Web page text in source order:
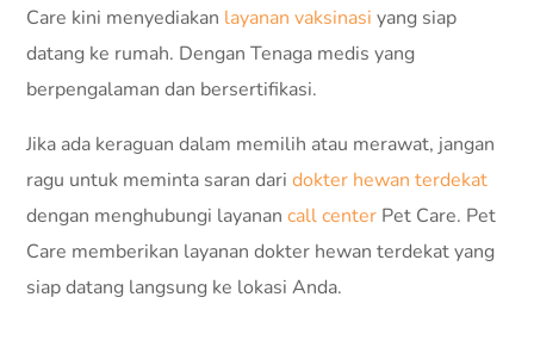
Care kini menyediakan layanan vaksinasi yang siap
datang ke rumah. Dengan Tenaga medis yang
berpengalaman dan bersertifikasi.
Jika ada keraguan dalam memilih atau merawat, jangan
ragu untuk meminta saran daridokter hewan terdekat
dengan menghubungi layanancall center Pet Care. Pet
Care memberikan layanan dokter hewan terdekat yang
siap datang langsung ke lokasi Anda.